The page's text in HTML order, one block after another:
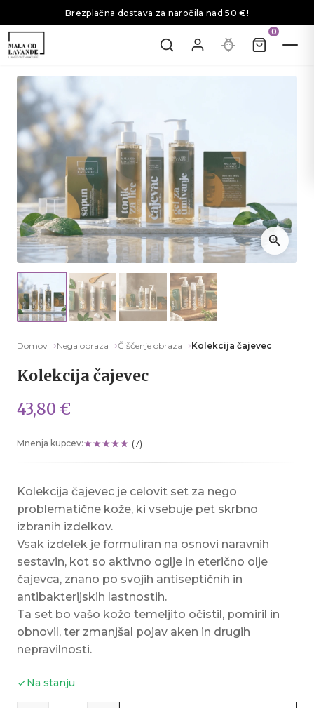
Brezplačna dostava za naročila nad 50 €!
0
Domov Nega obraza Čiščenje obraza Kolekcija čajevec
Kolekcija čajevec
43,80 €
Mnenja kupcev: (7)
Kolekcija čajevec je celovit set za nego
problematične kože, ki vsebuje pet skrbno
izbranih izdelkov.
Vsak izdelek je formuliran na osnovi naravnih
sestavin, kot so aktivno oglje in eterično olje
čajevca, znano po svojih antiseptičnih in
antibakterijskih lastnostih.
Ta set bo vašo kožo temeljito očistil, pomiril in
obnovil, ter zmanjšal pojav aken in drugih
nepravilnosti.
Na stanju